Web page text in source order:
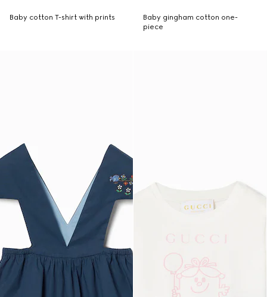
Baby cotton T-shirt with prints
Baby gingham cotton one-
piece